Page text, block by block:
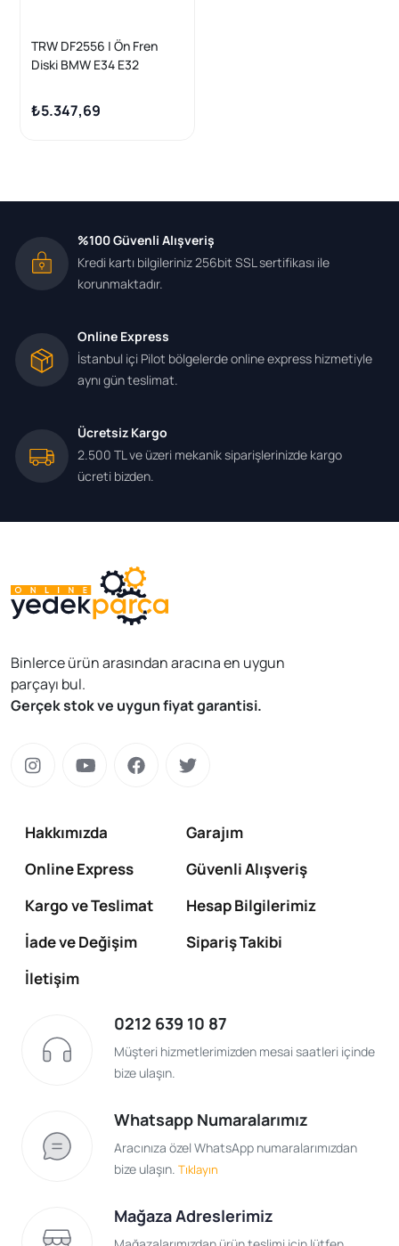
TRW DF2556 | Ön Fren
Diski BMW E34 E32
₺5.347,69
%100 Güvenli Alışveriş
Kredi kartı bilgileriniz 256bit SSL sertifikası ile
korunmaktadır.
Online Express
İstanbul içi Pilot bölgelerde online express hizmetiyle
aynı gün teslimat.
Ücretsiz Kargo
2.500 TL ve üzeri mekanik siparişlerinizde kargo
ücreti bizden.
Binlerce ürün arasından aracına en uygun
parçayı bul.
Gerçek stok ve uygun fiyat garantisi.
Hakkımızda
Garajım
Online Express
Güvenli Alışveriş
Kargo ve Teslimat
Hesap Bilgilerimiz
İade ve Değişim
Sipariş Takibi
İletişim
0212 639 10 87
Müşteri hizmetlerimizden mesai saatleri içinde
bize ulaşın.
Whatsapp Numaralarımız
Aracınıza özel WhatsApp numaralarımızdan
bize ulaşın. Tıklayın
Mağaza Adreslerimiz